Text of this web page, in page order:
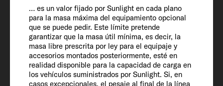
… es un valor fijado por Sunlight en cada plano
para la masa máxima del equipamiento opcional
que se puede pedir. Este límite pretende
garantizar que la masa útil mínima, es decir, la
masa libre prescrita por ley para el equipaje y
accesorios montados posteriormente, esté en
realidad disponible para la capacidad de carga en
los vehículos suministrados por Sunlight. Si, en
casos excepcionales, el pesaje al final de la línea
Masa en orden de marcha (kg)*
2917 (2771 a 3063)*
Masa especificada por el fabricante para
el equipamiento opcional* (kg)
222